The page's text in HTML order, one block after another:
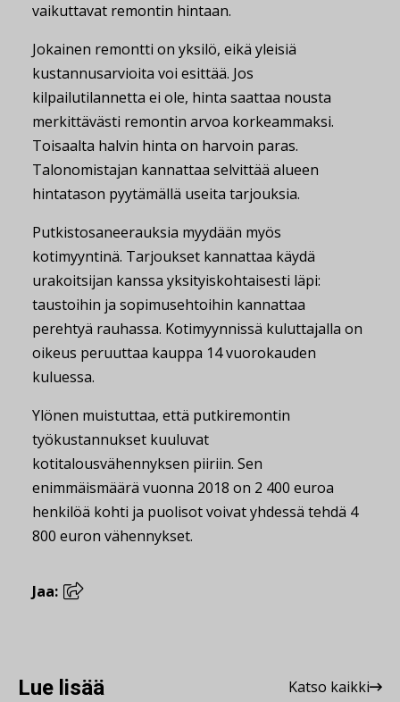
vaikuttavat remontin hintaan.
Jokainen remontti on yksilö, eikä yleisiä
kustannusarvioita voi esittää. Jos
kilpailutilannetta ei ole, hinta saattaa nousta
merkittävästi remontin arvoa korkeammaksi.
Toisaalta halvin hinta on harvoin paras.
Talonomistajan kannattaa selvittää alueen
hintatason pyytämällä useita tarjouksia.
Putkistosaneerauksia myydään myös
kotimyyntinä. Tarjoukset kannattaa käydä
urakoitsijan kanssa yksityiskohtaisesti läpi:
taustoihin ja sopimusehtoihin kannattaa
perehtyä rauhassa. Kotimyynnissä kuluttajalla on
oikeus peruuttaa kauppa 14 vuorokauden
kuluessa.
Ylönen muistuttaa, että putkiremontin
työkustannukset kuuluvat
kotitalousvähennyksen piiriin. Sen
enimmäismäärä vuonna 2018 on 2 400 euroa
henkilöä kohti ja puolisot voivat yhdessä tehdä 4
800 euron vähennykset.
Jaa:
Lue lisää Katso kaikki